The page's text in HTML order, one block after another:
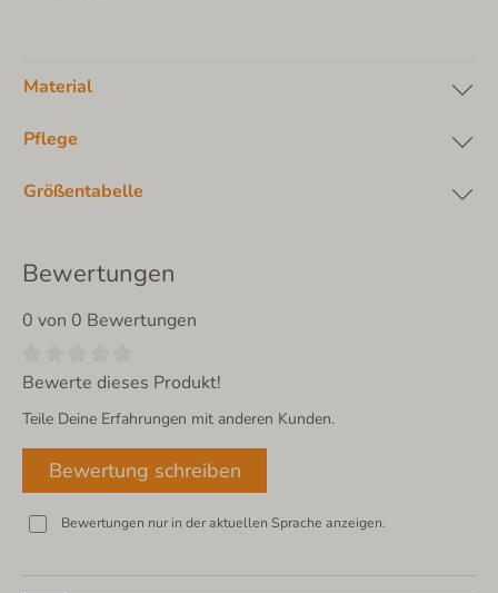
Material
Pflege
Größentabelle
Bewertungen
0 von 0 Bewertungen
Bewerte dieses Produkt!
Teile Deine Erfahrungen mit anderen Kunden.
Bewertung schreiben
Bewertungen nur in der aktuellen Sprache anzeigen.